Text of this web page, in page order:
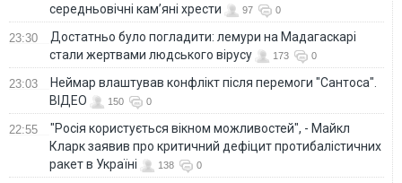
середньовічні кам’яні хрести
97 0
23:30
Достатньо було погладити: лемури на Мадагаскарі
стали жертвами людського вірусу
173 0
23:03
Неймар влаштував конфлікт після перемоги "Сантоса".
ВІДЕО
150 0
22:55
"Росія користується вікном можливостей", - Майкл
Кларк заявив про критичний дефіцит протибалістичних
ракет в Україні
138 0